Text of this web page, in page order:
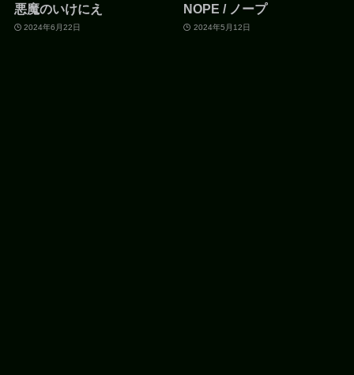
悪魔のいけにえ
2024年6月22日
NOPE / ノープ
2024年5月12日